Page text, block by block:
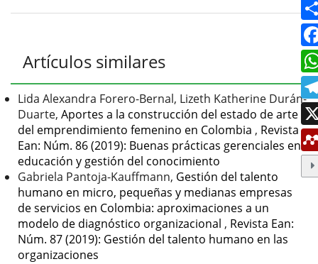
Detalles
del
artículo
Artículos similares
Lida Alexandra Forero-Bernal, Lizeth Katherine Durán-
Duarte, Aportes a la construcción del estado de arte
del emprendimiento femenino en Colombia , Revista
Ean: Núm. 86 (2019): Buenas prácticas gerenciales en
educación y gestión del conocimiento
Gabriela Pantoja-Kauffmann, Gestión del talento
humano en micro, pequeñas y medianas empresas
de servicios en Colombia: aproximaciones a un
modelo de diagnóstico organizacional , Revista Ean:
Núm. 87 (2019): Gestión del talento humano en las
organizaciones